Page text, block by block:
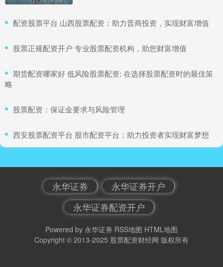
​配资股票平台 山西股票配资：助力晋商投资，实现财富增值
​股票正规配资开户 专业股票配资机构，助您财富增值
​期货配资哪家好 低风险股票配资: 在选择股票配资时的最佳策
略
​股票配资：保证金要求与风险管理
​西安股票配资平台 股市配资平台：助力投资者实现财富梦想
永华证券
永华证券开户
永华证券配资开户
Powered by 永华证券 RSS地图 HTML地图
Copyright © 2013-2025 股票配资财经网 版权所有